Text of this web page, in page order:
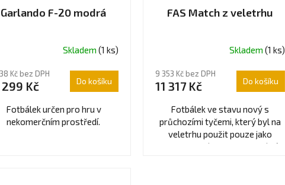
Garlando F-20 modrá
Skladem (1 ks)
Kč bez DPH
299 Kč Do košíku
Fotbálek určen pro hru v
nekomerčním prostředí.
FAS Match z veletrhu
Skladem (1 ks)
9 353 Kč bez DPH
11 317 Kč Do košíku
Fotbálek ve stavu nový s
průchozími tyčemi, který byl na
veletrhu použit pouze jako
doprovodná dekorace. Ideální